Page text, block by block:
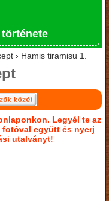
› Hamis tiramisu 1.
Legyél te az
együtt és nyerj
utalványt!